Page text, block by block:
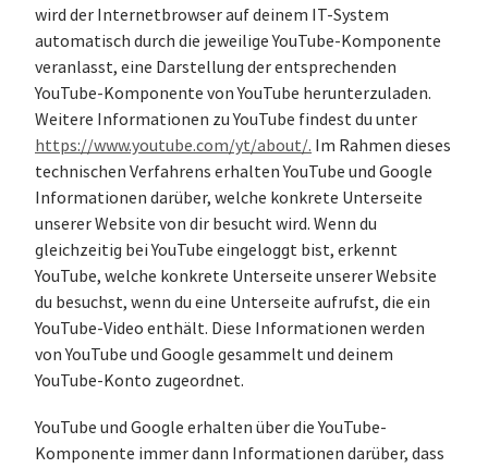
wird der Internetbrowser auf deinem IT-System
automatisch durch die jeweilige YouTube-Komponente
veranlasst, eine Darstellung der entsprechenden
YouTube-Komponente von YouTube herunterzuladen.
Weitere Informationen zu YouTube findest du unter
https://www.youtube.com/yt/about/. Im Rahmen dieses
technischen Verfahrens erhalten YouTube und Google
Informationen darüber, welche konkrete Unterseite
unserer Website von dir besucht wird. Wenn du
gleichzeitig bei YouTube eingeloggt bist, erkennt
YouTube, welche konkrete Unterseite unserer Website
du besuchst, wenn du eine Unterseite aufrufst, die ein
YouTube-Video enthält. Diese Informationen werden
von YouTube und Google gesammelt und deinem
YouTube-Konto zugeordnet.
YouTube und Google erhalten über die YouTube-
Komponente immer dann Informationen darüber, dass